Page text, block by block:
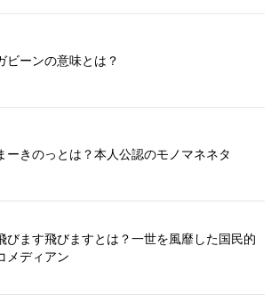
ビーンの意味とは？
ーきのっとは？本人公認のモノマネネタ
びます飛びますとは？一世を風靡した国民的
メディアン